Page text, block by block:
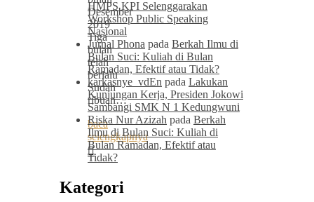
Desember
2019
Tiga
bulan
telah
berlalu
Sudah
ribuan…
baca
selengkapnya
HMPS KPI Selenggarakan
Workshop Public Speaking
Nasional
Jurnal Phona pada Berkah Ilmu di
Bulan Suci: Kuliah di Bulan
Ramadan, Efektif atau Tidak?
karkasnye_vdEn pada Lakukan
Kunjungan Kerja, Presiden Jokowi
Sambangi SMK N 1 Kedungwuni
Riska Nur Azizah pada Berkah
Ilmu di Bulan Suci: Kuliah di
Bulan Ramadan, Efektif atau
Tidak?
Kategori